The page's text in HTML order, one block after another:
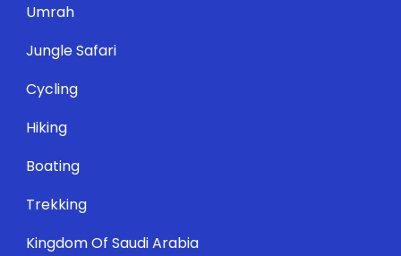
Umrah
Jungle Safari
Cycling
Hiking
Boating
Trekking
Kingdom Of Saudi Arabia